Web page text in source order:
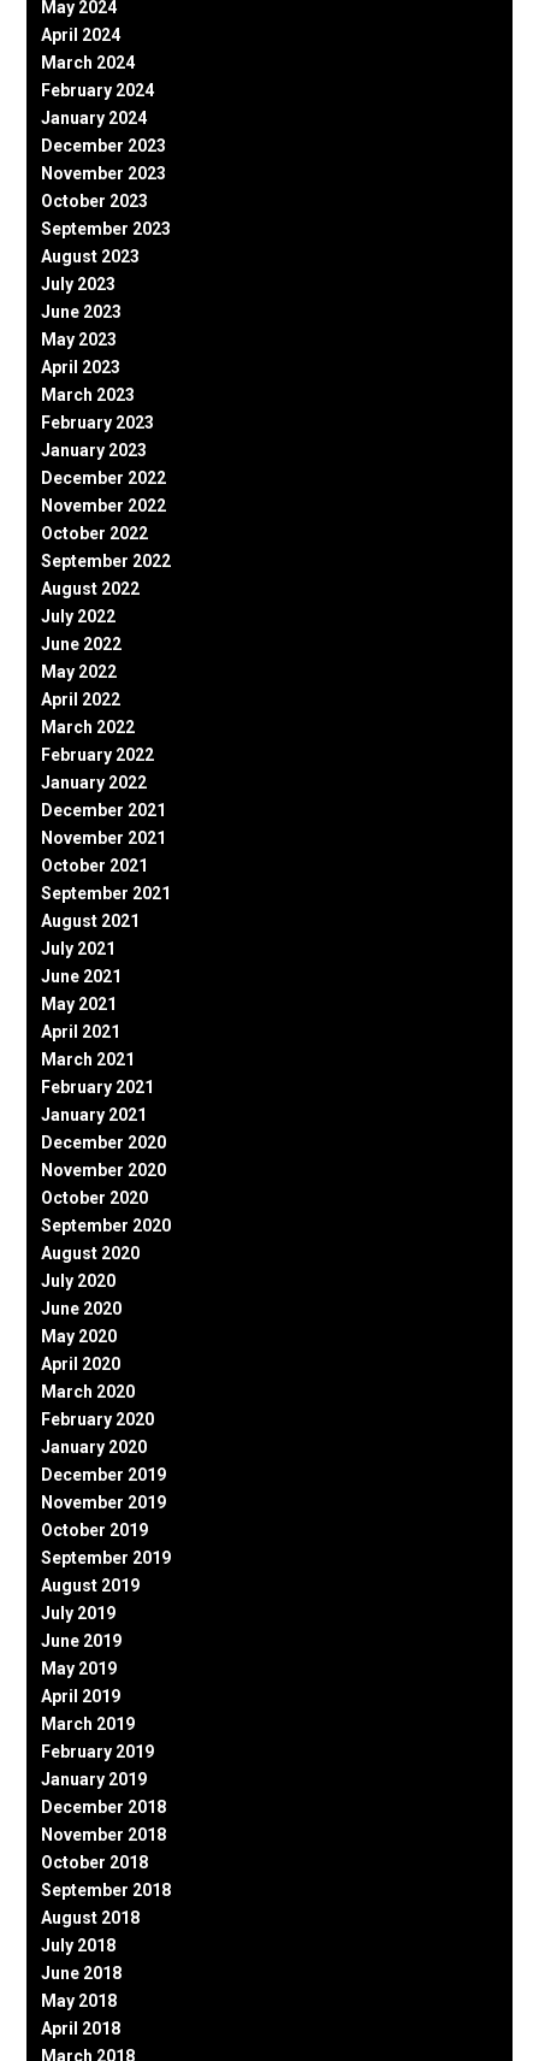
May 2024
April 2024
March 2024
February 2024
January 2024
December 2023
November 2023
October 2023
September 2023
August 2023
July 2023
June 2023
May 2023
April 2023
March 2023
February 2023
January 2023
December 2022
November 2022
October 2022
September 2022
August 2022
July 2022
June 2022
May 2022
April 2022
March 2022
February 2022
January 2022
December 2021
November 2021
October 2021
September 2021
August 2021
July 2021
June 2021
May 2021
April 2021
March 2021
February 2021
January 2021
December 2020
November 2020
October 2020
September 2020
August 2020
July 2020
June 2020
May 2020
April 2020
March 2020
February 2020
January 2020
December 2019
November 2019
October 2019
September 2019
August 2019
July 2019
June 2019
May 2019
April 2019
March 2019
February 2019
January 2019
December 2018
November 2018
October 2018
September 2018
August 2018
July 2018
June 2018
May 2018
April 2018
March 2018